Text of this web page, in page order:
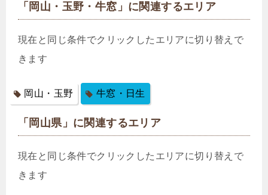
「岡山・玉野・牛窓」に関連するエリア
現在と同じ条件でクリックしたエリアに切り替えで
きます
岡山・玉野 牛窓・日生
「岡山県」に関連するエリア
現在と同じ条件でクリックしたエリアに切り替えで
きます